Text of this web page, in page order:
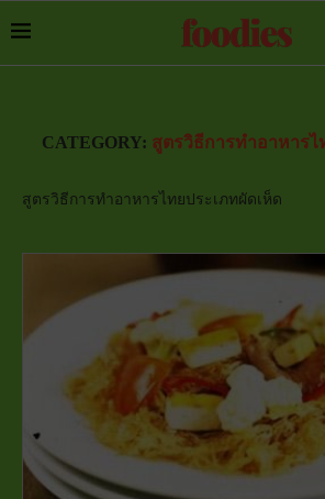
CATEGORY: สูตรวิธีการทำอาหารไ
สูตรวิธีการทำอาหารไทยประเภทผัดเห็ด